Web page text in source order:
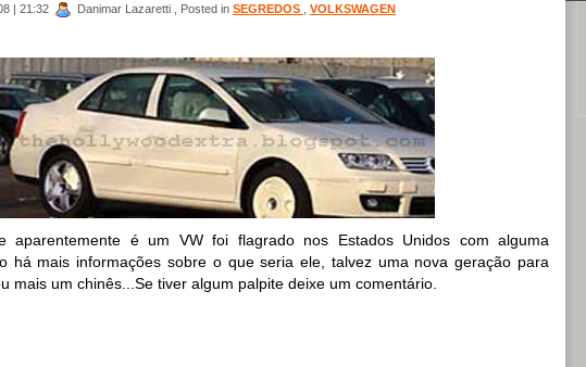
| 21:32 Danimar Lazaretti , Posted in SEGREDOS VOLKSWAGEN
aparentemente é um VW foi flagradonos Estados Unidos com alguma
há mais informações sobre o que seria ele, talvez uma nova geração para
mais um chinês...Se tiver algum palpite deixe um comentário.